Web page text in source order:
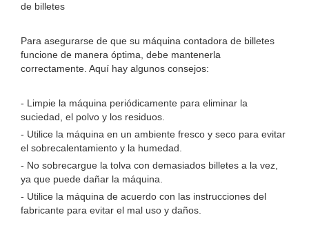
de billetes
Para asegurarse de que su máquina contadora de billetes
funcione de manera óptima, debe mantenerla
correctamente. Aquí hay algunos consejos:
- Limpie la máquina periódicamente para eliminar la
suciedad, el polvo y los residuos.
- Utilice la máquina en un ambiente fresco y seco para evitar
el sobrecalentamiento y la humedad.
- No sobrecargue la tolva con demasiados billetes a la vez,
ya que puede dañar la máquina.
- Utilice la máquina de acuerdo con las instrucciones del
fabricante para evitar el mal uso y daños.